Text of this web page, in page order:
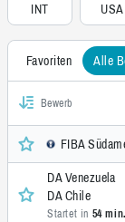
INT USA
Favoriten Alle
Bewerb
FIBA
DA Venezuela
DA Chile
Startet in 54 min.